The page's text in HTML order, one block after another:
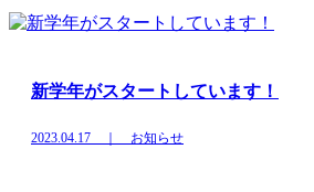
新学年がスタートしています！
2023.04.17 ｜ お知らせ